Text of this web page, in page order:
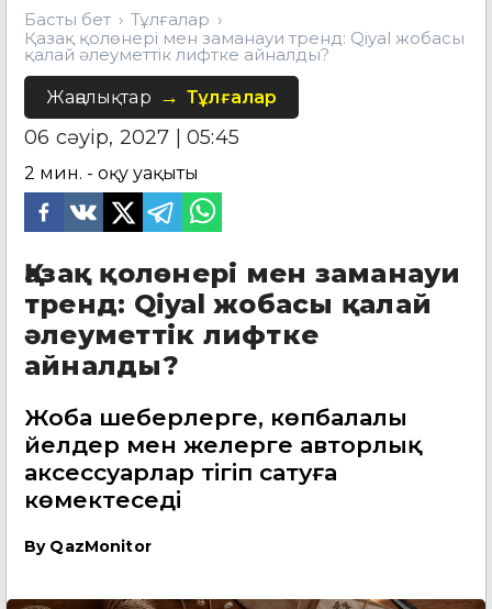
Басты бет
Тұлғалар
Қазақ қолөнері мен заманауи тренд: Qiyal жобасы
қалай әлеуметтік лифтке айналды?
Жаңалықтар Тұлғалар
06 сәуір, 2027 | 05:45
2 мин. - оқу уақыты
Қазақ қолөнері мен заманауи
тренд: Qiyal жобасы қалай
әлеуметтік лифтке
айналды?
Жоба шеберлерге, көпбалалы
әйелдер мен әжелерге авторлық
аксессуарлар тігіп сатуға
көмектеседі
By QazMonitor